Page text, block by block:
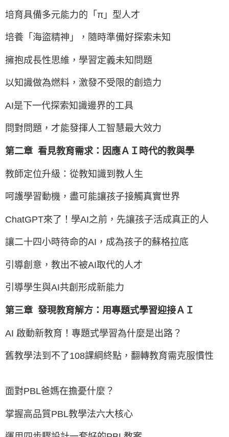
培育具備多元能力的「π」型人才
培養「海盜精神」，隨時準備好探索未知
擁抱成長性思維，學習定義未知問題
以知識做為燃料，激發不受限的創造力
AI是下一代探索知識邊界的工具
問對問題，才能發揮人工智慧最大效力
第二章 看見教育需求：因應ＡＩ時代的教與學
教師定位升級：從教知識到教人生
呵護學習動機，盡可能讓孩子接觸真實世界
ChatGPT來了！學AI之前，先讓孩子活成真正的人
讓二十四小時待命的AI，成為孩子的蘇格拉底
引導創意，教出不被AI取代的人才
引導學生與AI共創形成新能力
第三章 發現教育解方：用專題式學習迎接ＡＩ
AI 啟動新教育！專題式學習為什麼是出路？
舊教學法到不了108課綱終點，翻轉教育需克服慣性
面對PBL爸媽在擔憂什麼？
掌握高品質PBL教學法六大核心